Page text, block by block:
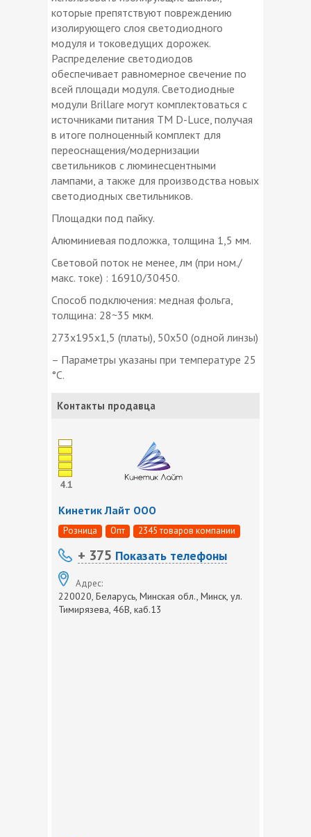
которые препятствуют повреждению
изолирующего слоя светодиодного
модуля и токоведущих дорожек.
Распределение светодиодов
обеспечивает равномерное свечение по
всей площади модуля. Светодиодные
модули Brillare могут комплектоваться с
источниками питания ТМ D-Luce, получая
в итоге полноценный комплект для
переоснащения/модернизации
светильников с люминесцентными
лампами, а также для производства новых
светодиодных светильников.
Площадки под пайку.
Алюминиевая подложка, толщина 1,5 мм.
Световой поток не менее, лм (при ном./
макс. токе) : 16910/30450.
Способ подключения: медная фольга,
толщина: 28~35 мкм.
273x195x1,5 (платы), 50х50 (одной линзы)
– Параметры указаны при температуре 25
°С.
Контакты продавца
4.1
Кинетик Лайт ООО
Розница Опт 2345 товаров компании
+ 375 Показать телефоны
Адрес:
220020, Беларусь, Минская обл., Минск, ул.
Тимирязева, 46В, каб.13